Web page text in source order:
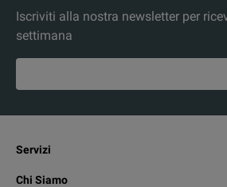
Iscriviti alla nostra newsletter per
settimana
Servizi
Chi Siamo